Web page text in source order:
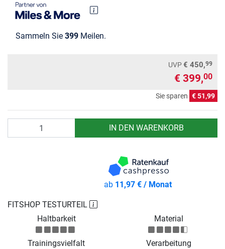
Sammeln Sie 399 Meilen.
UVP€ 450,99
€ 399,00
Sie sparen € 51,99
IN DEN WARENKORB
FITSHOP TESTURTEIL
Haltbarkeit
Material
Trainingsvielfalt Verarbeitung
ab 11,97 € / Monat